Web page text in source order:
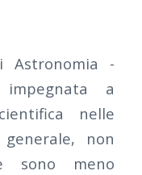
Astronomia -
impegnata a
nelle
non
sono meno